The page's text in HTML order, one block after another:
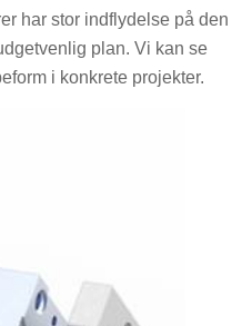
har stor indflydelse på den
plan. Vi kan se
i konkrete projekter.